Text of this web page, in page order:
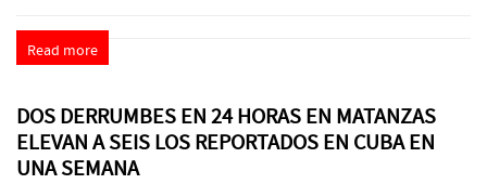
Read more
DOS DERRUMBES EN 24 HORAS EN MATANZAS
ELEVAN A SEIS LOS REPORTADOS EN CUBA EN
UNA SEMANA